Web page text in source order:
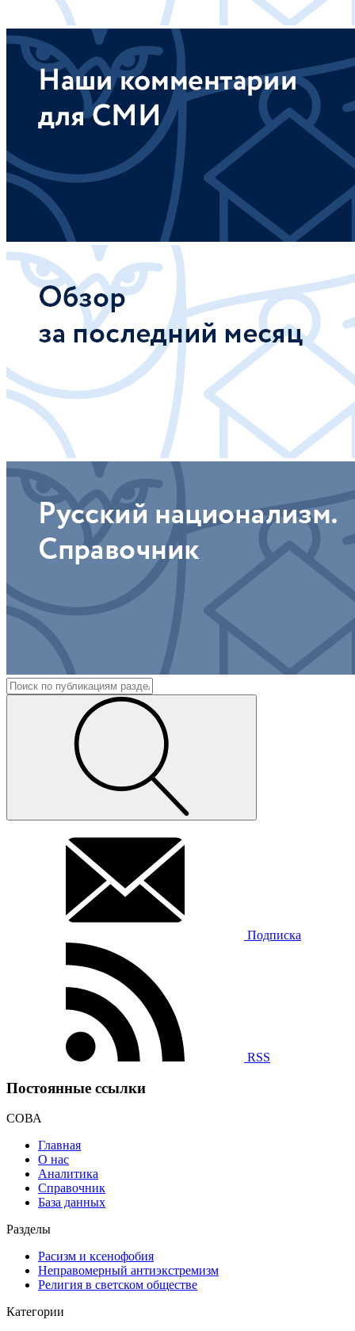
Подписка
RSS
Постоянные ссылки
СОВА
Главная
О нас
Аналитика
Справочник
База данных
Разделы
Расизм и ксенофобия
Неправомерный антиэкстремизм
Религия в светском обществе
Категории